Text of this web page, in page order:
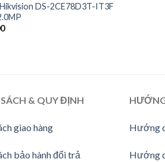
DS-2CE78D3T-IT3F
& QUY ĐỊNH
giao hàng
bảo hành đổi trả
Hướng
Hướng